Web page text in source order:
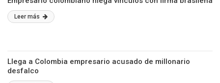
Leer más
Llega a Colombia empresario acusado de millonario
desfalco